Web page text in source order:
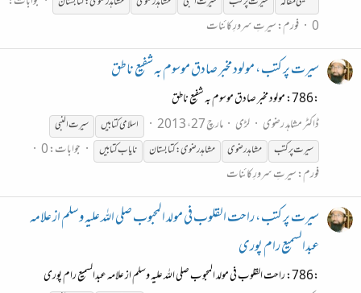
0 فورم:سیرتِ سرورِ کائنات
سیرت پر کتب ، مولود مخبر صادق موسوم بہ شفیع ناطق
:786: مولود مخبر صادق موسوم بہ شفیع ناطق
ڈاکٹر مشاہد رضوی
لڑی مارچ 27، 2013 اسلامی کتابیں سیرتالنبی
سیرتپر کتب مشاہد رضوی مشاہدرضوی:کتابستان نایاب کتابیں
جوابات: 0
فورم:سیرتِ سرورِ کائنات
سیرت پر کتب ، راحت القلوب فی مولد المحبوب صلی اللہ علیہ وسلم از علامہ
عبدالسمیع رام پوری
:786: راحت القلوب فی مولد المحبوب صلی اللہ علیہ وسلم از علامہ عبدالسمیع رام پوری